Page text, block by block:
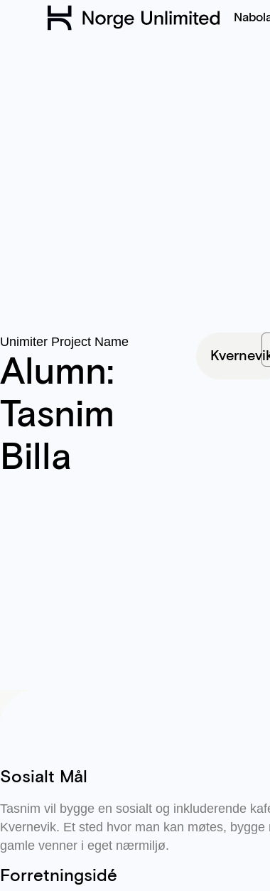
Unimiter Project Name
Alumn:
Tasnim
Billa
Sosialt Mål
Tasnim vil bygge en sosialt og inkluderende
Kvernevik. Et sted hvor man kan møtes,
gamle venner i eget nærmiljø.
Forretningsidé